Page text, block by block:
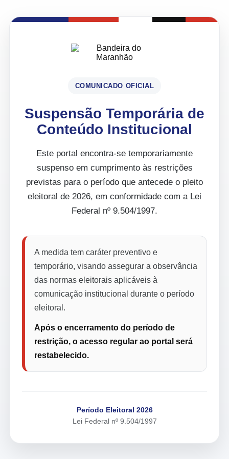
COMUNICADO OFICIAL
Suspensão Temporária de
Conteúdo Institucional
Este portal encontra-se temporariamente
suspenso em cumprimento às restrições
previstas para o período que antecede o pleito
eleitoral de 2026, em conformidade com a Lei
Federal nº 9.504/1997.
A medida tem caráter preventivo e
temporário, visando assegurar a observância
das normas eleitorais aplicáveis à
comunicação institucional durante o período
eleitoral.
Após o encerramento do período de
restrição, o acesso regular ao portal será
restabelecido.
Período Eleitoral 2026
Lei Federal nº 9.504/1997